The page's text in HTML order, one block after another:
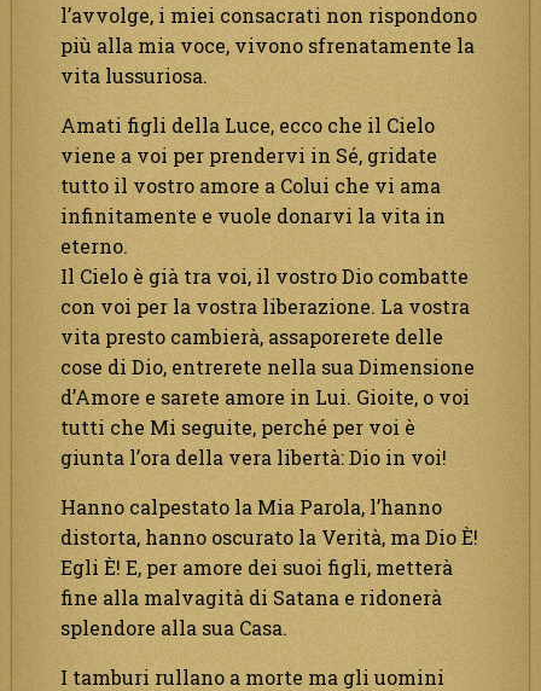
l’avvolge, i miei consacrati non rispondono
più alla mia voce, vivono sfrenatamente la
vita lussuriosa.
Amati figli della Luce, ecco che il Cielo
viene a voi per prendervi in Sé, gridate
tutto il vostro amore a Colui che vi ama
infinitamente e vuole donarvi la vita in
eterno.
Il Cielo è già tra voi, il vostro Dio combatte
con voi per la vostra liberazione. La vostra
vita presto cambierà, assaporerete delle
cose di Dio, entrerete nella sua Dimensione
d’Amore e sarete amore in Lui. Gioite, o voi
tutti che Mi seguite, perché per voi è
giunta l’ora della vera libertà: Dio in voi!
Hanno calpestato la Mia Parola, l’hanno
distorta, hanno oscurato la Verità, ma Dio È!
Egli È! E, per amore dei suoi figli, metterà
fine alla malvagità di Satana e ridonerà
splendore alla sua Casa.
I tamburi rullano a morte ma gli uomini